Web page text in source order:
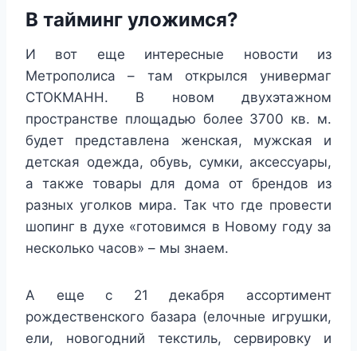
В тайминг уложимся?
И вот еще интересные новости из
Метрополиса – там открылся универмаг
СТОКМАНН. В новом двухэтажном
пространстве площадью более 3700 кв. м.
будет представлена женская, мужская и
детская одежда, обувь, сумки, аксессуары,
а также товары для дома от брендов из
разных уголков мира. Так что где провести
шопинг в духе «готовимся в Новому году за
несколько часов» – мы знаем.
А еще с 21 декабря ассортимент
рождественского базара (елочные игрушки,
ели, новогодний текстиль, сервировку и